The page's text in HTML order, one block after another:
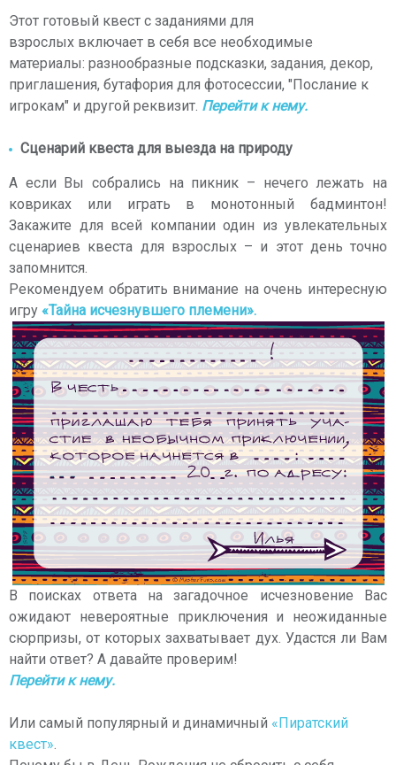
Этот готовый квест с заданиями для
взрослых включает в себя все необходимые
материалы: разнообразные подсказки, задания, декор,
приглашения, бутафория для фотосессии, "Послание к
игрокам" и другой реквизит. Перейти к нему.
Сценарий квеста для выезда на природу
А если Вы собрались на пикник – нечего лежать на
ковриках или играть в монотонный бадминтон!
Закажите для всей компании один из увлекательных
сценариев квеста для взрослых – и этот день точно
запомнится.
Рекомендуем обратить внимание на очень интересную
игру «Тайна исчезнувшего племени».
В поисках ответа на загадочное исчезновение Вас
ожидают невероятные приключения и неожиданные
сюрпризы, от которых захватывает дух. Удастся ли Вам
найти ответ? А давайте проверим!
Перейти к нему.
Или самый популярный и динамичный «Пиратский
квест».